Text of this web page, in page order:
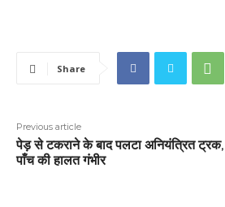
Share
Previous article
पेड़ से टकराने के बाद पलटा अनियंत्रित ट्रक,
पाँच की हालत गंभीर